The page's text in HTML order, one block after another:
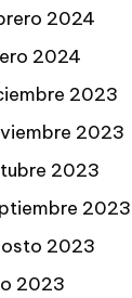
2024
2024
2023
2023
2023
2023
2023
2023